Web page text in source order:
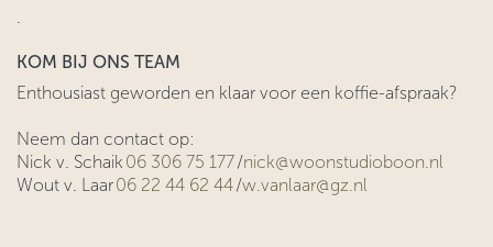
.
KOM BIJ ONS TEAM
Enthousiast geworden en klaar voor een koffie-afspraak?
Neem dan contact op:
Nick v. Schaik 06 306 75 177/nick@woonstudioboon.nl
Wout v. Laar06 22 44 62 44/w.vanlaar@gz.nl